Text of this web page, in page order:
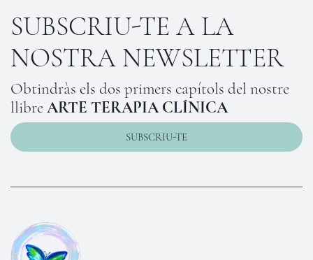
SUBSCRIU-TE A LA
NOSTRA NEWSLETTER
Obtindràs els dos primers capítols del nostre
llibreARTE TERAPIA CLÍNICA
SUBSCRIU-TE